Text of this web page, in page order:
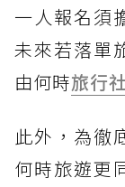
一人報名須
未來若落單
由何時旅行
此外，為徹
何時旅遊更